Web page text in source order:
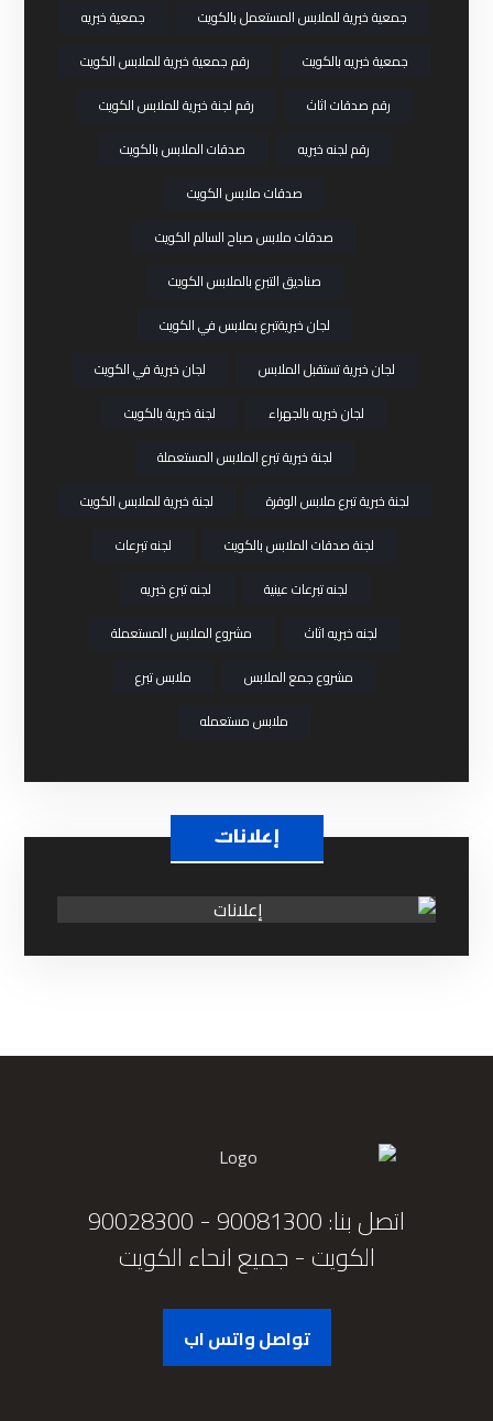
جمعية خيرية للملابس المستعمل بالكويت
جمعية خيريه
جمعية خيريه بالكويت
رقم جمعية خيرية للملابس الكويت
رقم صدقات اثاث
رقم لجنة خيرية للملابس الكويت
رقم لجنه خيريه
صدقات الملابس بالكويت
صدقات ملابس الكويت
صدقات ملابس صباح السالم الكويت
صناديق التبرع بالملابس الكويت
لجان خيريةتبرع بملابس في الكويت
لجان خيرية تستقبل الملابس
لجان خيرية في الكويت
لجان خيريه بالجهراء
لجنة خيرية بالكويت
لجنة خيرية تبرع الملابس المستعملة
لجنة خيرية تبرع ملابس الوفرة
لجنة خيرية للملابس الكويت
لجنة صدقات الملابس بالكويت
لجنه تبرعات
لجنه تبرعات عينية
لجنه تبرع خيريه
لجنه خيريه اثاث
مشروع الملابس المستعملة
مشروع جمع الملابس
ملابس تبرع
ملابس مستعمله
إعلانات
اتصل بنا: 90081300 - 90028300
الكويت - جميع انحاء الكويت
تواصل واتس اب